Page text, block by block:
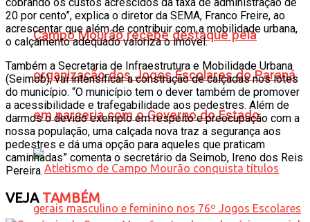
Campo Mourão recebe destaque pela
organização dos Jogos Escolares do Paraná
em parceria com o Governo do Estado
20 por cento”, explica o diretor da SEMA, Franco Freire, ao
acrescentar que além de contribuir com a mobilidade urbana,
o calçamento adequado valoriza o imóvel.
Também a Secretaria de Infraestrutura e Mobilidade Urbana
(Seimob), vai intensificar a construção de calçadas nos lotes
do município. “O município tem o dever também de promover
a acessibilidade e trafegabilidade aos pedestres. Além de
darmos o devido exemplo em respeito e preocupação com a
nossa população, uma calçada nova traz a segurança aos
pedestres e dá uma opção para aqueles que praticam
caminhadas” comenta o secretário da Seimob, Ireno dos Reis
Pereira.
VEJATAMBÉM